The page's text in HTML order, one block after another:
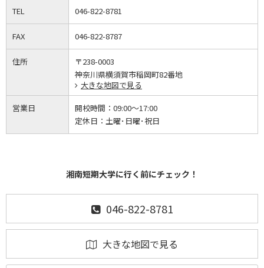
TEL 046-822-8781
FAX 046-822-8787
住所
〒238-0003
神奈川県横須賀市稲岡町82番地
大きな地図で見る
営業日 開校時間： 09:00～17:00
定休日： 土曜･日曜･祝日
湘南短期大学に行く前にチェック！
046-822-8781
大きな地図で見る